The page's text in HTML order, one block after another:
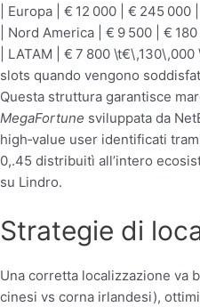
| Europa | € 12 000 | € 245 000 |
| Nord America | € 9 500 | € 180
| LATAM | € 7 800
slots quando vengono
Questa struttura garantisce
MegaFortune sviluppata da
high‐value user identificati
0,.45 distribuitì all’intero
su Lindro.
Strategie di
Una corretta localizzazione va
cinesi vs corna irlandesi),